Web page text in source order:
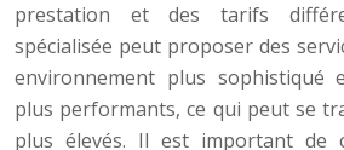
prestation et des tarifs
spécialisée peut proposer des
environnement plus sophistiqué
plus performants, ce qui peut se
plus élevés. Il est important de